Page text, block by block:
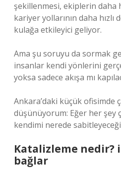
şekillenmesi, ekiplerin daha
kariyer yollarının daha
kulağa etkileyici geliyor.
Ama şu soruyu da sormak
insanlar kendi yönlerini
yoksa sadece akışa mı
Ankara’daki küçük ofisimde
düşünüyorum: Eğer her şey
kendimi nerede
Katalizleme nedir?
bağlar